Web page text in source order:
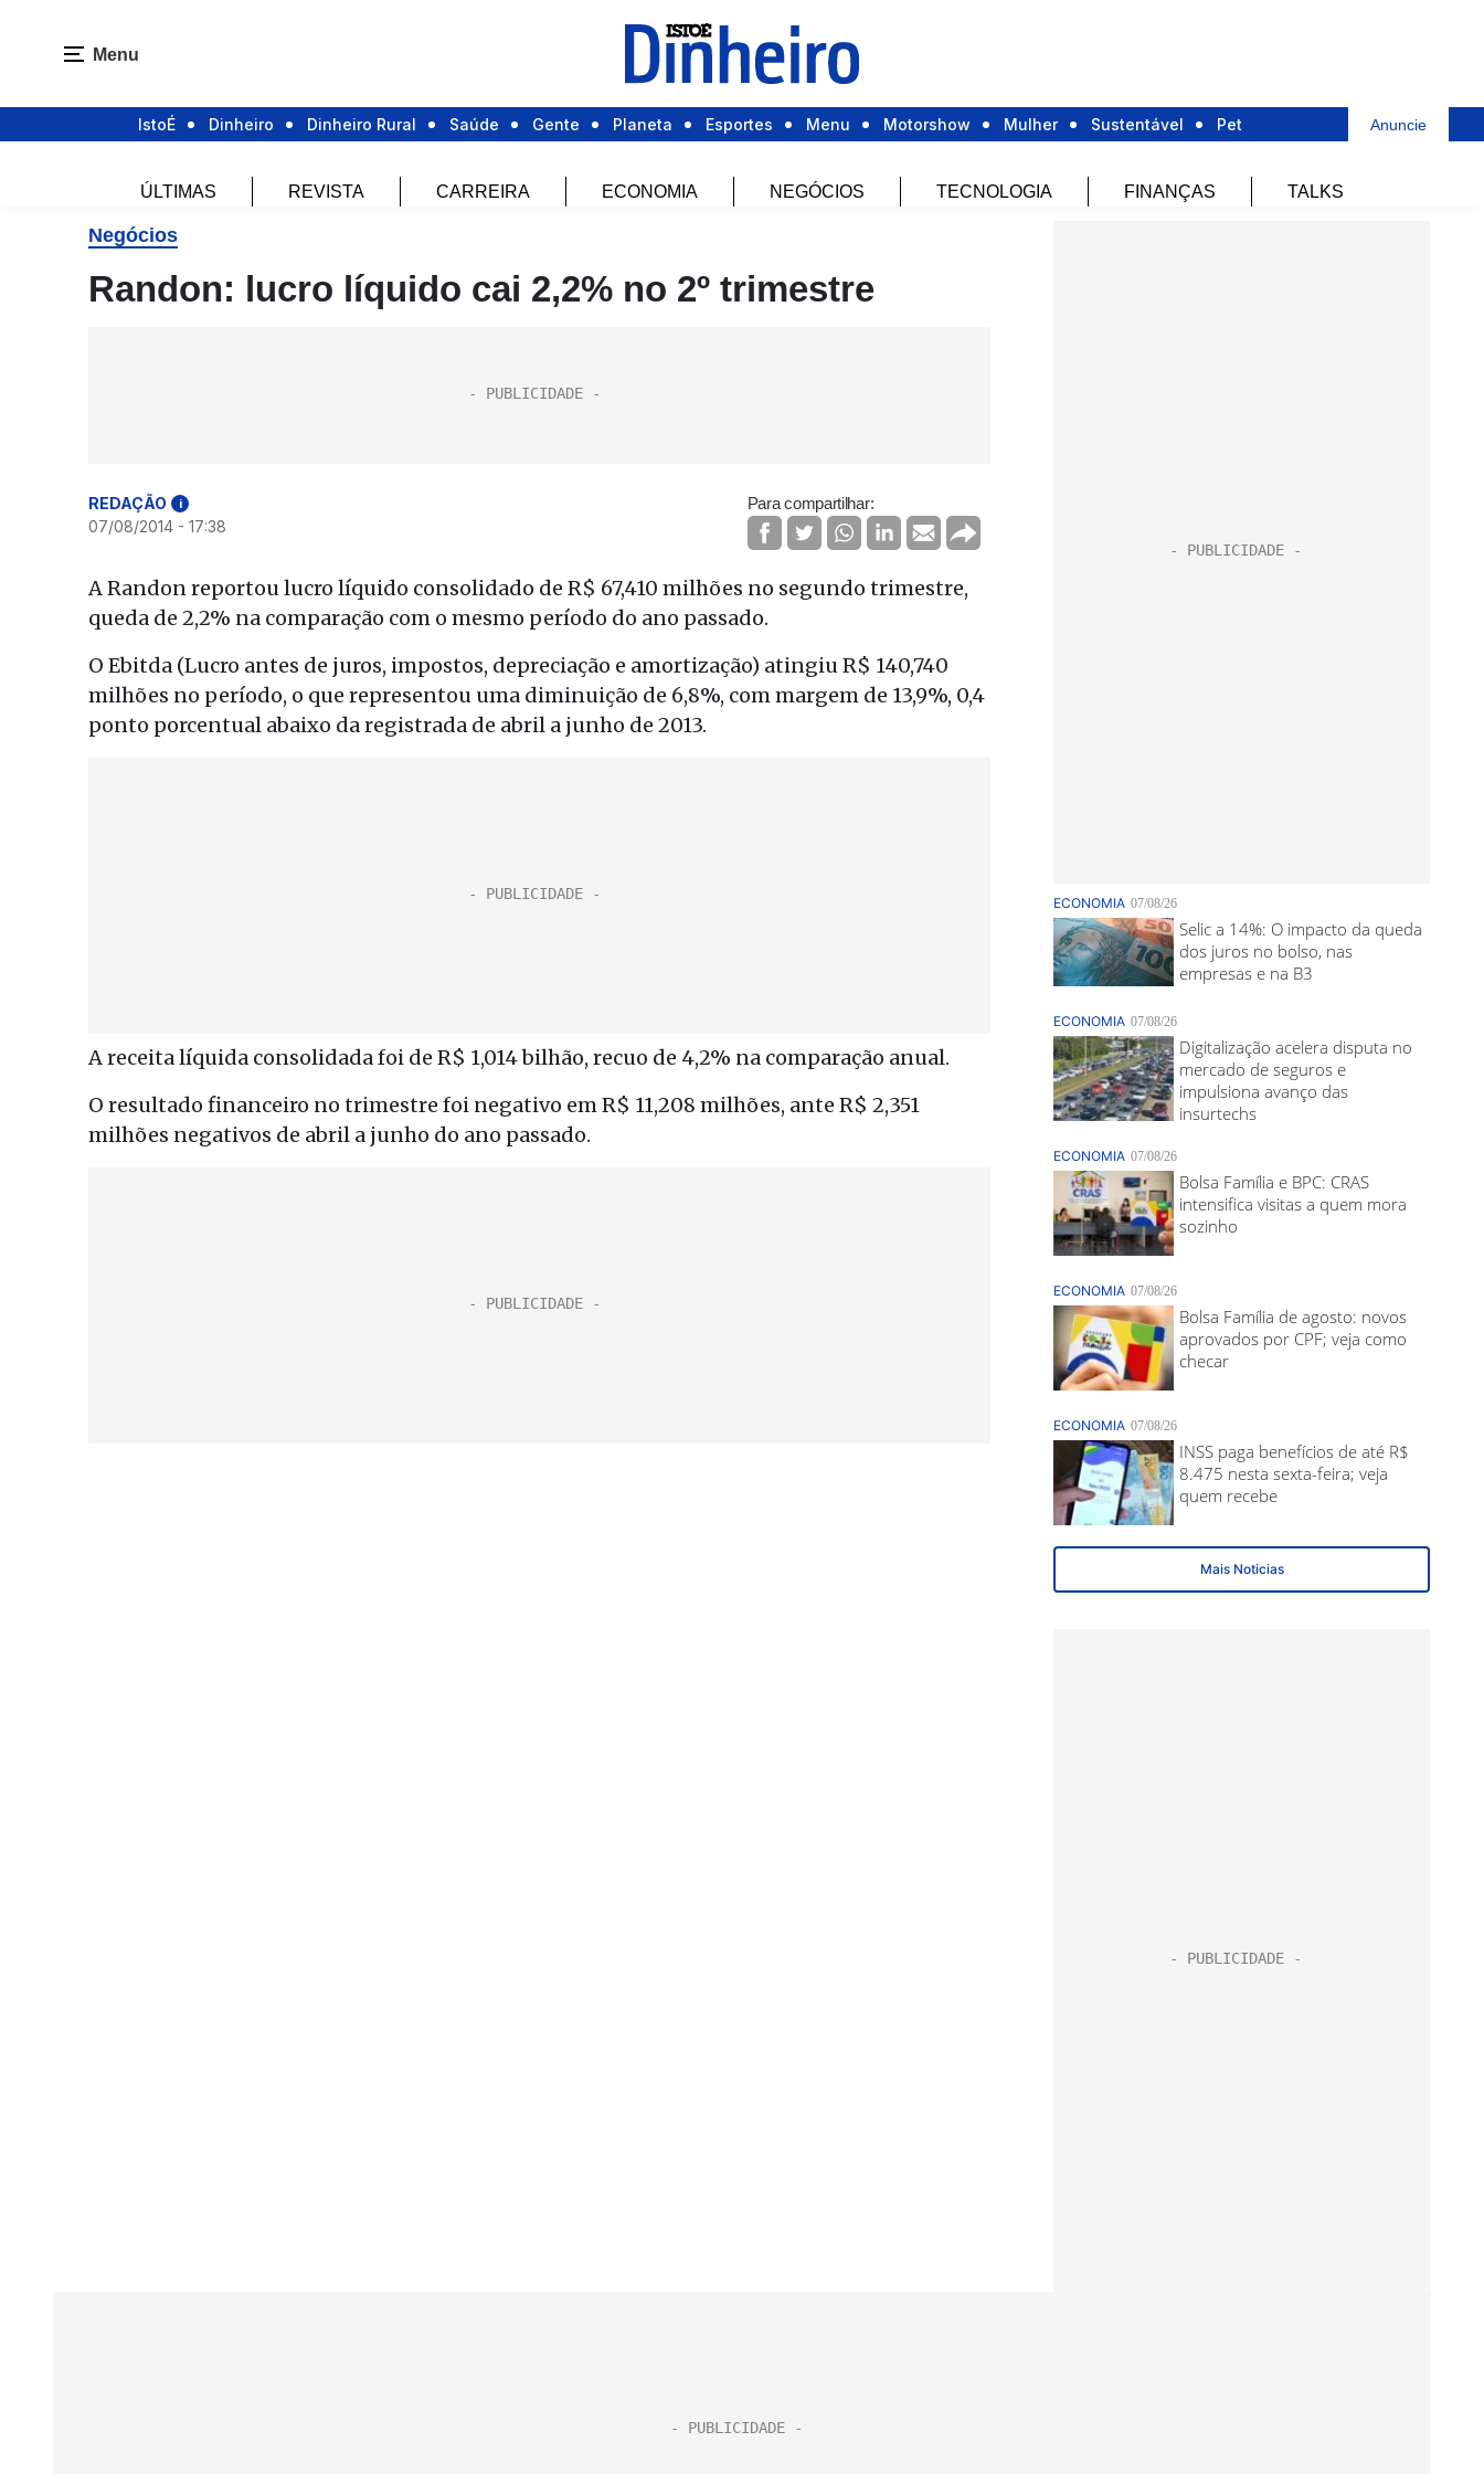
Menu
IstoÉ Dinheiro Dinheiro Rural Saúde Gente Planeta Esportes Menu Motorshow Mulher Sustentável Pet Anuncie
ÚLTIMAS REVISTA CARREIRA ECONOMIA NEGÓCIOS TECNOLOGIA FINANÇAS TALKS
Negócios
Randon: lucro líquido cai 2,2% no 2º trimestre
REDAÇÃO i
07/08/2014 - 17:38
Para compartilhar:
A Randon reportou lucro líquido consolidado de R$ 67,410 milhões no segundo trimestre,
queda de 2,2% na comparação com o mesmo período do ano passado.
O Ebitda (Lucro antes de juros, impostos, depreciação e amortização) atingiu R$ 140,740
milhões no período, o que representou uma diminuição de 6,8%, com margem de 13,9%, 0,4
ponto porcentual abaixo da registrada de abril a junho de 2013.
A receita líquida consolidada foi de R$ 1,014 bilhão, recuo de 4,2% na comparação anual.
O resultado financeiro no trimestre foi negativo em R$ 11,208 milhões, ante R$ 2,351
milhões negativos de abril a junho do ano passado.